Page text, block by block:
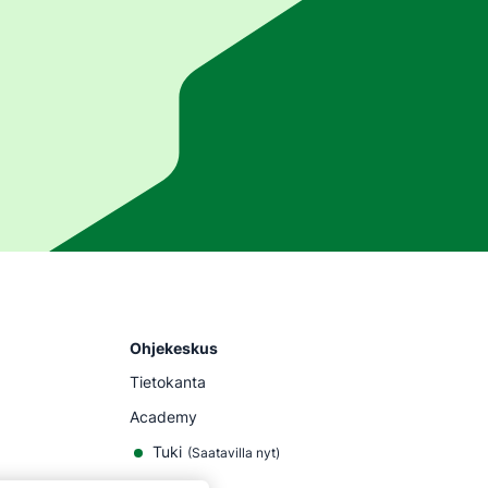
Ohjekeskus
Tietokanta
Academy
Tuki (Saatavilla nyt)